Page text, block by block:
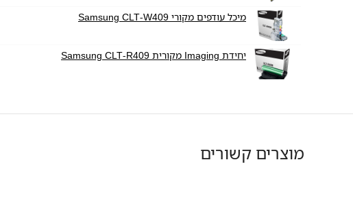
מיכל עודפים מקורי Samsung CLT-W409
יחידת Imaging מקורית Samsung CLT-R409
מוצרים קשורים